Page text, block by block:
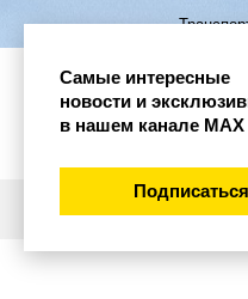
Самые интересные
новости и
в нашем канале МАХ
Подписаться